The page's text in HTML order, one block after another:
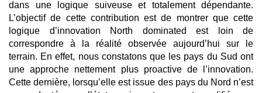
dans une logique suiveuse et totalement dépendante.
L’objectif de cette contribution est de montrer que cette
logique d’innovation North dominated est loin de
correspondre à la réalité observée aujourd’hui sur le
terrain. En effet, nous constatons que les pays du Sud ont
une approche nettement plus proactive de l’innovation.
Cette dernière, lorsqu’elle est issue des pays du Nord n’est